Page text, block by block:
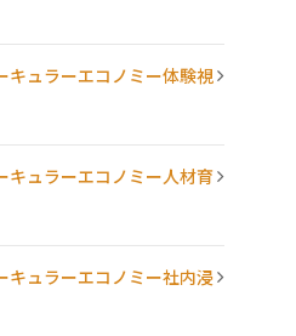
キュラーエコノミー体験視
キュラーエコノミー人材育
キュラーエコノミー社内浸